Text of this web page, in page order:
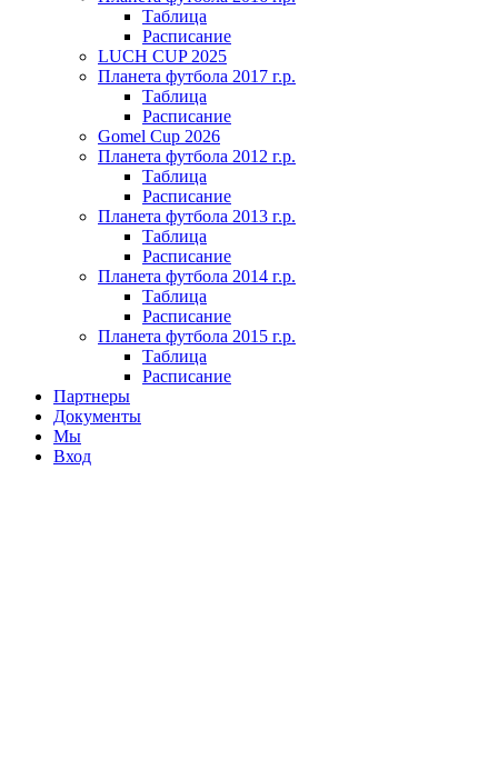
Таблица
Расписание
LUCH CUP 2025
Планета футбола 2017 г.р.
Таблица
Расписание
Gomel Cup 2026
Планета футбола 2012 г.р.
Таблица
Расписание
Планета футбола 2013 г.р.
Таблица
Расписание
Планета футбола 2014 г.р.
Таблица
Расписание
Планета футбола 2015 г.р.
Таблица
Расписание
Партнеры
Документы
Мы
Вход